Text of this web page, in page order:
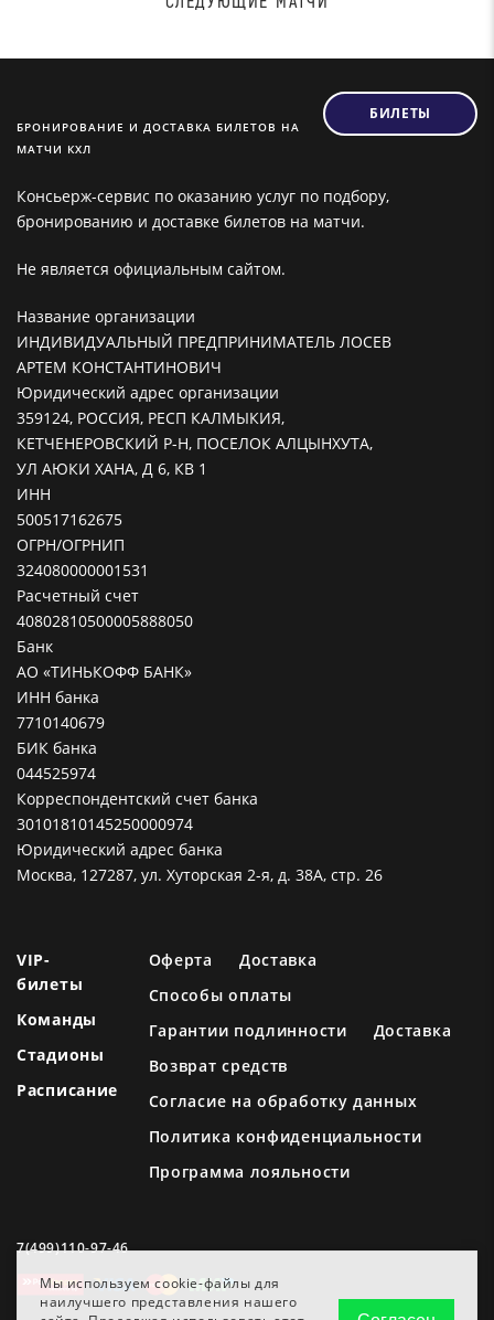
Мы используем cookie-файлы для
наилучшего представления нашего
БРОНИРОВАНИЕ И ДОСТАВКА БИЛЕТОВ НА
МАТЧИ КХЛ
БИЛЕТЫ
Консьерж-сервис по оказанию услуг по подбору,
бронированию и доставке билетов на матчи.
Не является официальным сайтом.
Название организации
ИНДИВИДУАЛЬНЫЙ ПРЕДПРИНИМАТЕЛЬ ЛОСЕВ
АРТЕМ КОНСТАНТИНОВИЧ
Юридический адрес организации
359124, РОССИЯ, РЕСП КАЛМЫКИЯ,
КЕТЧЕНЕРОВСКИЙ Р-Н, ПОСЕЛОК АЛЦЫНХУТА,
УЛ АЮКИ ХАНА, Д 6, КВ 1
ИНН
500517162675
ОГРН/ОГРНИП
324080000001531
Расчетный счет
40802810500005888050
Банк
АО «ТИНЬКОФФ БАНК»
ИНН банка
7710140679
БИК банка
044525974
Корреспондентский счет банка
30101810145250000974
Юридический адрес банка
Москва, 127287, ул. Хуторская 2-я, д. 38А, стр. 26
VIP-
билеты
Команды
Стадионы
Расписание
Оферта
Доставка
Способы оплаты
Гарантии подлинности
Доставка
Возврат средств
Согласие на обработку данных
Политика конфиденциальности
Программа лояльности
7(499)110-97-46